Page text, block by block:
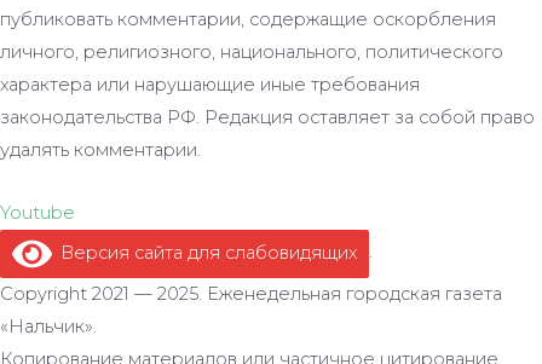
публиковать комментарии, содержащие оскорбления
личного, религиозного, национального, политического
характера или нарушающие иные требования
законодательства РФ. Редакция оставляет за собой право
удалять комментарии.
Youtube
Версия сайта для слабовидящих
.
Copyright 2021 — 2025. Еженедельная городская газета
«Нальчик».
Копирование материалов или частичное цитирование